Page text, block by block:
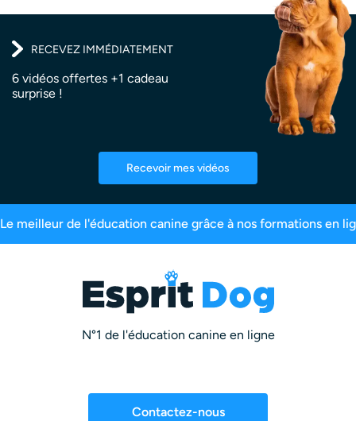
RECEVEZ IMMÉDIATEMENT
6 vidéos offertes +1 cadeau
surprise !
Recevoir mes vidéos
de 200 000 maîtres inscrits 99,6% de satisfaction
N°1 de l'éducation canine en ligne
Contactez-nous